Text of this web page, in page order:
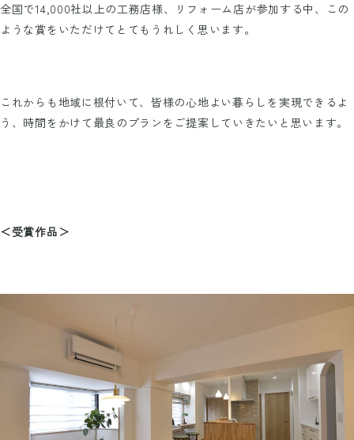
全国で14,000社以上の工務店様、リフォーム店が参加する中、この
ような賞をいただけてとてもうれしく思います。
これからも地域に根付いて、皆様の心地よい暮らしを実現できるよ
う、時間をかけて最良のプランをご提案していきたいと思います。
＜受賞作品＞